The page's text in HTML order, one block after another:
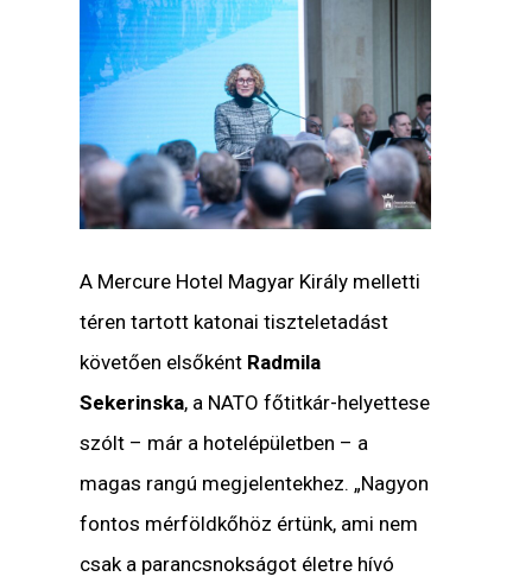
A Mercure Hotel Magyar Király melletti
téren tartott katonai tiszteletadást
követően elsőként Radmila
Sekerinska, a NATO főtitkár-helyettese
szólt – már a hotelépületben – a
magas rangú megjelentekhez. „Nagyon
fontos mérföldkőhöz értünk, ami nem
csak a parancsnokságot életre hívó